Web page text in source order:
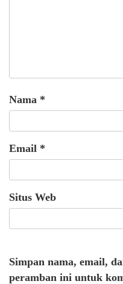
Nama *
Email *
Situs Web
Simpan nama, email,
peramban ini untuk